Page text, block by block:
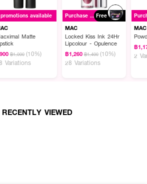
นทีและคงอยู่ยาวนาน
available
Matte
฿1,000 (10%)
Variations
Purchase ฿1500+ Free
MAC
Locked Kiss Ink 24Hr
Lipcolour - Opulence
฿1,260 ฿1,400 (10%)
28 Variations
MAC
฿
2
RECENTLY VIEWED